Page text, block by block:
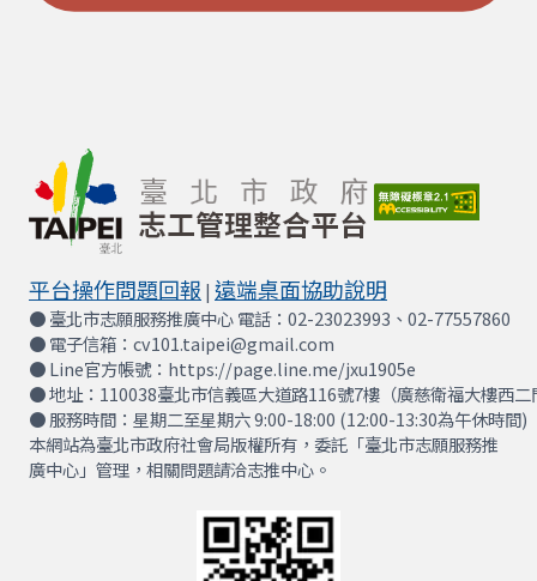
平台操作問題回報 | 遠端桌面協助說明
● 臺北市志願服務推廣中心 電話：02-23023993、02-77557860
● 電子信箱：cv101.taipei@gmail.com
● Line官方帳號：https://page.line.me/jxu1905e
● 地址：110038臺北市信義區大道路116號7樓（廣慈衛福大樓西二
● 服務時間：星期二至星期六 9:00-18:00 (12:00-13:30為午休時間)
本網站為臺北市政府社會局版權所有，委託「臺北市志願服務推
廣中心」管理，相關問題請洽志推中心。